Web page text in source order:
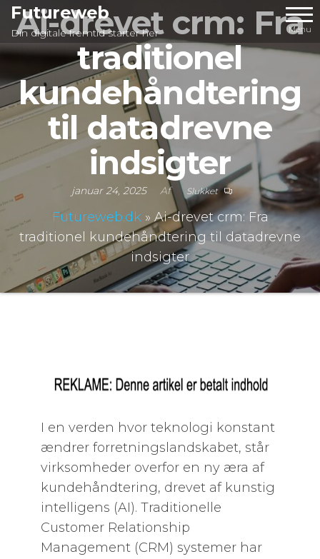
Videre
indhold
Futureweb
Din digitale fremtid starter her Menu
Ai-drevet crm: Fra
traditionel
kundehåndtering
til datadrevne
indsigter
januar 24, 2025 Af Slukket
Futureweb.dk» Ai-drevet crm: Fra
traditionel kundehåndtering til datadrevne
indsigter
I en verden hvor teknologi konstant
ændrer forretningslandskabet, står
virksomheder overfor en ny æra af
kundehåndtering, drevet af kunstig
intelligens (AI). Traditionelle
Customer Relationship
Management (CRM) systemer har